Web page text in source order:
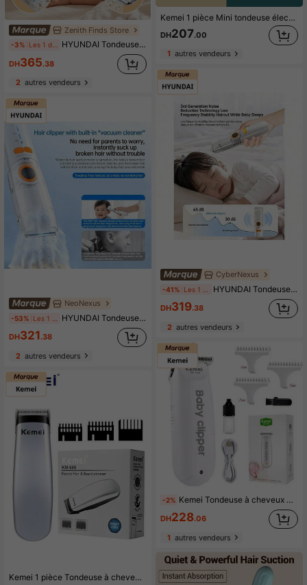
Zenith Finds Store
-3% HYUNDAI Tondeuse à cheveux pour bébé LFQ-009 : Ultra-silencieuse, aspiration automatique des cheveux, idéale pour la coupe des cheveux de bébé, tondeuse électrique pour nouveau-nés/enfants, conception absorbant les chocs, corps étanche et lavable.
DH365.38
2autres vendeurs
NeoNexus
-53% HYUNDAI Tondeuse à cheveux LFQ-009 – Moteur ultra-silencieux + aspiration automatique des cheveux, tondeuse électrique pour enfants, conception absorbant les chocs pour protéger le cuir chevelu, corps lavable avec un simple rinçage, facilitant la coupe de cheveux à domicile pour les mamans.
DH321.38
2 autres vendeurs
Kemei 1 pièce Tondeuse à cheveux bébé mini KM-666 peu bruyante, tondeuse électrique pour enfants avec lame en forme de R pour une peau douce, tondeuse portable pour hommes pour les cheveux/barbe, rasoir corporel domestique (piles non incluses)
Kemei 1 pièce Mini tondeuse électrique rechargeable pour bébé, tondeuse à cheveux pour enfants, rasoir sans fil pour hommes, tondeuse à barbe/cheveux (KM-1319)
DH207.00
1 autres vendeurs
CyberNexus
-41% HYUNDAI Tondeuse à cheveux automatique pour bébé LFQ-009 – Ultra-silencieuse + Amortissante + Étanche et lavable, un indispensable pour la coupe des cheveux des enfants, n'accroche pas les cheveux et ne blesse pas le cuir chevelu, une tondeuse électrique en libre-service pour une utilisation à domicile.
DH319.38
2autres vendeurs
-2% Kemei Tondeuse à cheveux KM-1319, mini tondeuse sans fil, kit de coupe de cheveux longue durée, tondeuse à cheveux et barbe rechargeable USB-C pour hommes, femmes et enfants, kit de toilettage portable
DH228.06
1 autres vendeurs